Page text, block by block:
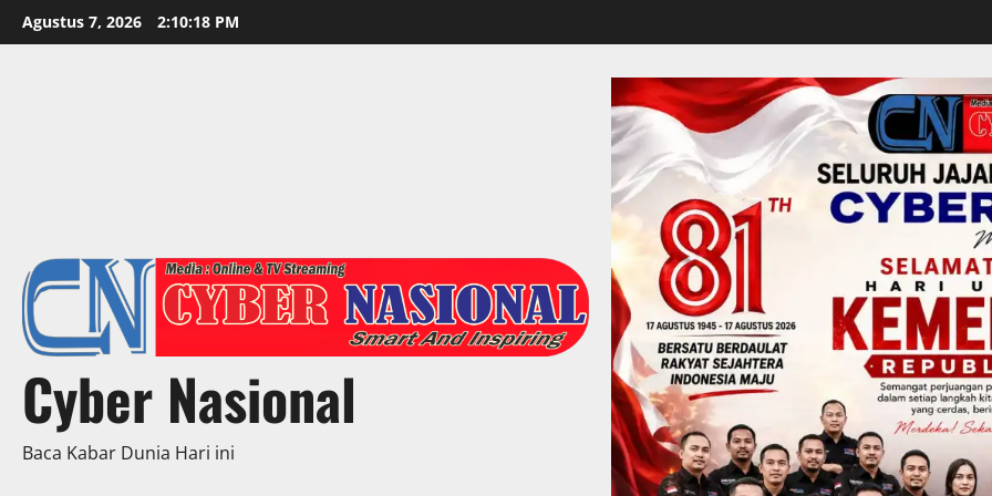
Skip
to
Agustus 7, 2026 2:10:20 PM
Cyber Nasional
Baca Kabar Dunia Hari ini